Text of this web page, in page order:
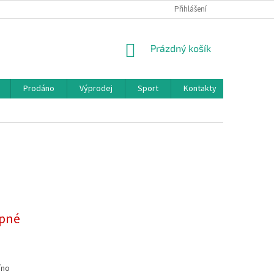
Přihlášení
NÁKUPNÍ
Prázdný košík
Prodáno Výprodej Sport
Kontakty